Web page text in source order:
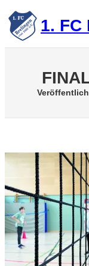
Zum
Inhalt
springen 1. FC